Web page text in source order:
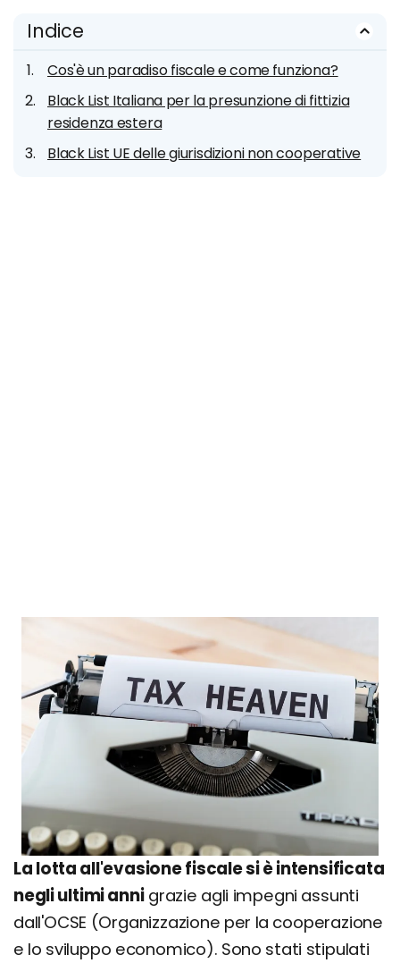
Indice
Cos'è un paradiso fiscale e come funziona?
Black List Italiana per la presunzione di fittizia
residenza estera
Black List UE delle giurisdizioni non cooperative
La lotta all'evasione fiscale si è intensificata
negli ultimi annigrazie agli impegni assunti
dall'OCSE (Organizzazione per la cooperazione
e lo sviluppo economico). Sono stati stipulati